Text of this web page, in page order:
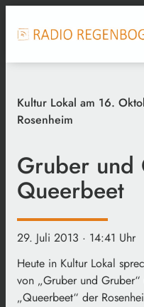
Kultur Lokal am 16.
Rosenheim
Gruber und
Queerbeet
29. Juli 2013 · 14:41 Uhr
Heute in Kultur Lokal
von „Gruber und
„Queerbeet“ der